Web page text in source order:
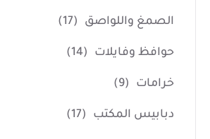
الصمغ واللواصق (17)
حوافظ وفايلات (14)
خرامات (9)
دبابيس المكتب (17)